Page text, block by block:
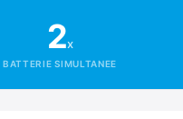
2x
BATTERIE SIMULTANEE